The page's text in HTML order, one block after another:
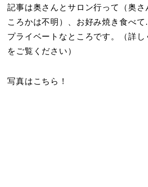
記事は奥さんとサロン行って（奥さ
ころかは不明）、お好み焼き食べ
プライベートなところです。（詳し
をご覧ください）
写真はこちら！